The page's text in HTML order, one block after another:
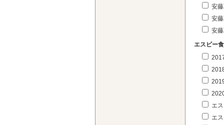
安
安
安
エスビー
エ
エ